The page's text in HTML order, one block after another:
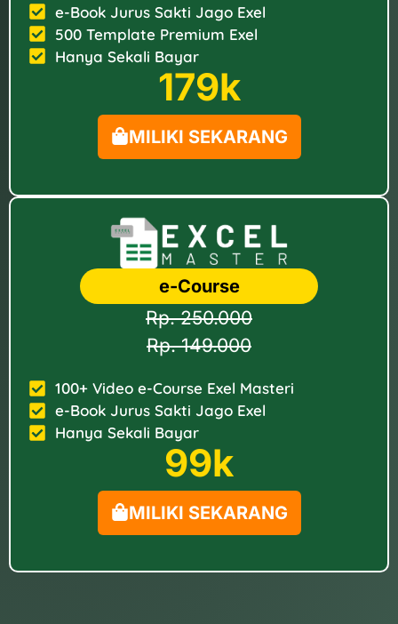
e-Book Jurus Sakti Jago Exel
500 Template Premium Exel
Hanya Sekali Bayar
179k
MILIKI SEKARANG
e-Course
Rp. 250.000
Rp. 149.000
100+ Video e-Course Exel Masteri
e-Book Jurus Sakti Jago Exel
Hanya Sekali Bayar
99k
MILIKI SEKARANG